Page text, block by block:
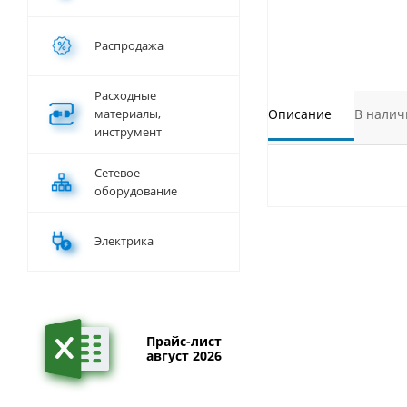
Описание В
Распродажа
Расходные
материалы,
инструмент
Сетевое
оборудование
Электрика
Прайс-лист
август 2026